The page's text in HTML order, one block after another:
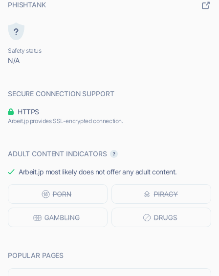
PHISHTANK
Safety status
N/A
SECURE CONNECTION SUPPORT
HTTPS
Arbeit.jp provides SSL-encrypted connection.
ADULT CONTENT INDICATORS
Arbeit.jp most likely does not offer any adult content.
POPULAR PAGES